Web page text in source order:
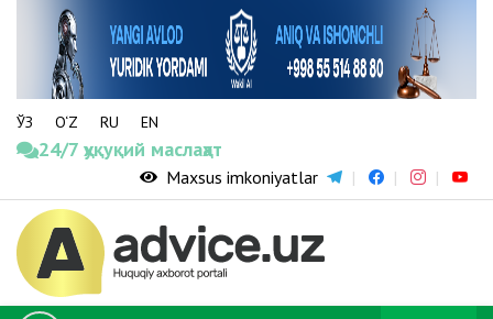
ЎЗ O‘Z RU EN
24/7 ҳуқуқий маслаҳат
Maxsus imkoniyatlar